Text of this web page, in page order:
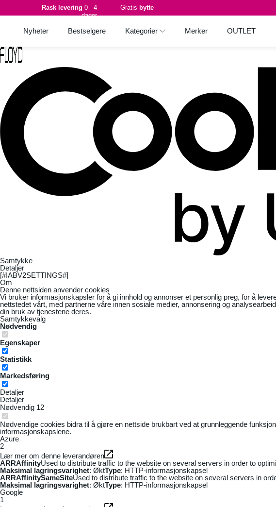
Samtykke
Detaljer
[#IABV2SETTINGS#]
Om
Denne nettsiden anvender cookies
Vi bruker informasjonskapsler for å gi innhold og annonser et personlig preg, for å
nettstedet vårt, med partnerne våre innen sosiale medier, annonsering og
din bruk av tjenestene deres.
Samtykkevalg
Nødvendig
Egenskaper
Statistikk
Markedsføring
Detaljer
Detaljer
Nødvendig 12
Nødvendige cookies bidra til å gjøre en nettside brukbart ved at grunnleggende
informasjonskapslene.
Azure
2
Lær mer om denne leverandøren
ARRAffinityUsed to distribute traffic to the website on several servers in order to
Maksimal lagringsvarighet: ØktType: HTTP-informasjonskapsel
ARRAffinitySameSiteUsed to distribute traffic to the website on several servers in
Maksimal lagringsvarighet: ØktType: HTTP-informasjonskapsel
Google
1
Rask levering 0 - 4
dager
Gratis bytte
Nyheter Bestselgere Kategorier Merker OUTLET